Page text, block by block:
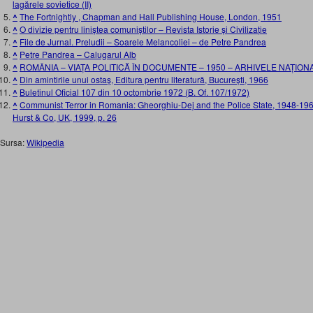
lagărele sovietice (II)
^ The Fortnightly , Chapman and Hall Publishing House, London, 1951
^ O divizie pentru liniștea comuniștilor – Revista Istorie și Civilizație
^ File de Jurnal. Preludii – Soarele Melancoliei – de Petre Pandrea
^ Petre Pandrea – Calugarul Alb
^ ROMÂNIA – VIAȚA POLITICĂ ÎN DOCUMENTE – 1950 – ARHIVELE
^ Din amintirile unui ostaș, Editura pentru literatură, București, 1966
^ Buletinul Oficial 107 din 10 octombrie 1972 (B. Of. 107/1972)
^ Communist Terror in Romania: Gheorghiu-Dej and the Police State, 1948-
Hurst & Co, UK, 1999, p. 26
Sursa:Wikipedia